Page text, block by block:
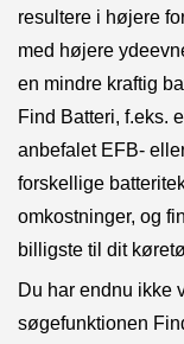
resultere i højere
med højere
en mindre kraftig
Find Batteri, f.eks.
anbefalet EFB-
forskellige
omkostninger, og
billigste til dit
Du har endnu ikke
søgefunktionen